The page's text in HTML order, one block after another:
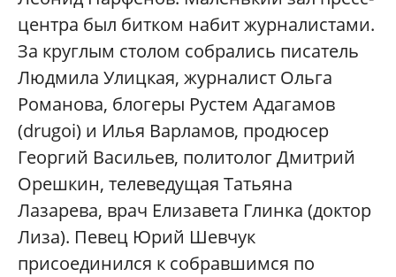
центра был битком набит журналистами.
За круглым столом собрались писатель
Людмила Улицкая, журналист Ольга
Романова, блогеры Рустем Адагамов
(drugoi) и Илья Варламов, продюсер
Георгий Васильев, политолог Дмитрий
Орешкин, телеведущая Татьяна
Лазарева, врач Елизавета Глинка (доктор
Лиза). Певец Юрий Шевчук
присоединился к собравшимся по